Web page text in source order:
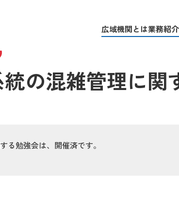
広域機関とは業務紹介
管理に関する勉強会
の混雑管理に関
る勉強会は、開催済です。